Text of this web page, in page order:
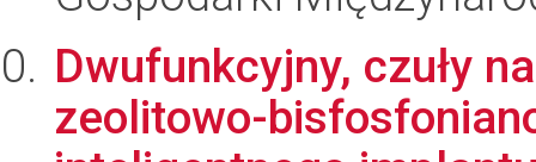
Dwufunkcyjny, czuły
zeolitowo-